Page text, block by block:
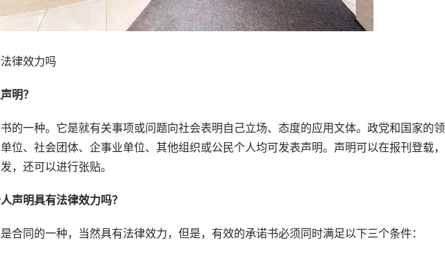
律效力吗
明？
一种。它是就有关事项或问题向社会表明自己立场、态度的应用文体。政党和国家的领
位、社会团体、企事业单位、其他组织或公民个人均可发表声明。声明可以在报刊登载，
，还可以进行张贴。
声明具有法律效力吗？
同的一种，当然具有法律效力，但是，有效的承诺书必须同时满足以下三个条件：